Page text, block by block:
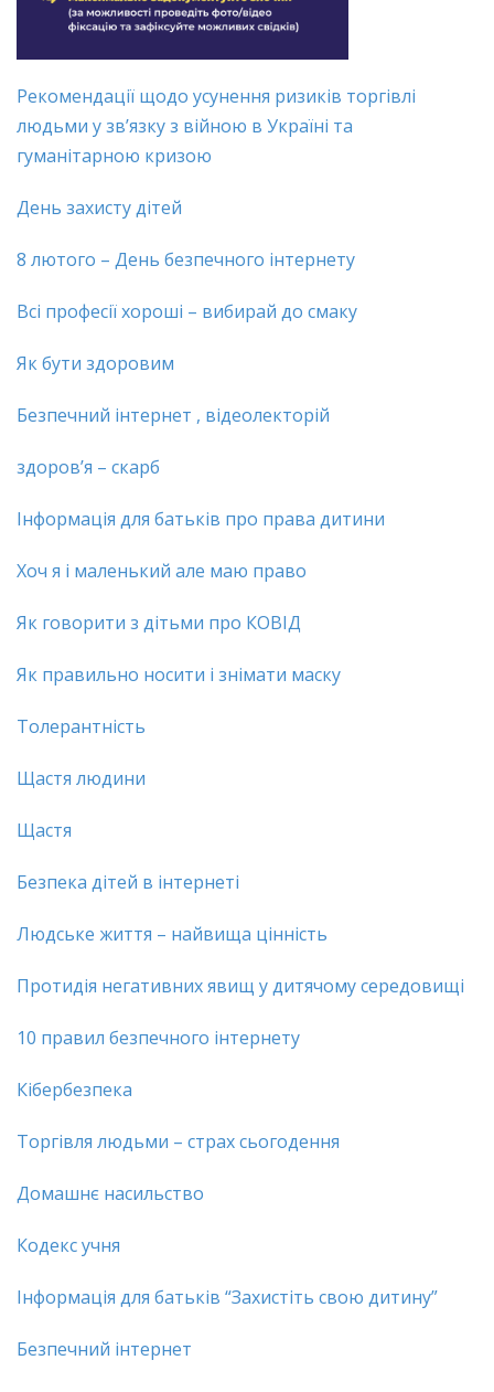
Рекомендації щодо усунення ризиків торгівлі
людьми у зв’язку з війною в Україні та
гуманітарною кризою
День захисту дітей
8 лютого – День безпечного інтернету
Всі професії хороші – вибирай до смаку
Як бути здоровим
Безпечний інтернет , відеолекторій
здоров’я – скарб
Інформація для батьків про права дитини
Хоч я і маленький але маю право
Як говорити з дітьми про КОВІД
Як правильно носити і знімати маску
Толерантність
Щастя людини
Щастя
Безпека дітей в інтернеті
Людське життя – найвища цінність
Протидія негативних явищ у дитячому середовищі
10 правил безпечного інтернету
Кібербезпека
Торгівля людьми – страх сьогодення
Домашнє насильство
Кодекс учня
Інформація для батьків “Захистіть свою дитину”
Безпечний інтернет